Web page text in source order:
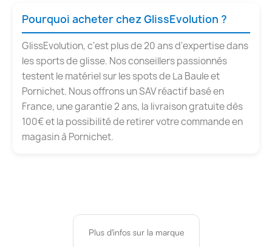
Pourquoi acheter chez GlissEvolution ?
GlissEvolution, c'est plus de 20 ans d'expertise dans
les sports de glisse. Nos conseillers passionnés
testent le matériel sur les spots de La Baule et
Pornichet. Nous offrons un SAV réactif basé en
France, une garantie 2 ans, la livraison gratuite dès
100€ et la possibilité de retirer votre commande en
magasin à Pornichet.
Plus d'infos sur la marque